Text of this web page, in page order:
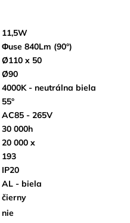
11,5W
Φuse 840Lm (90°)
Ø110 x 50
Ø90
4000K - neutrálna biela
55°
AC85 - 265V
30 000h
20 000 x
193
IP20
AL - biela
čierny
nie